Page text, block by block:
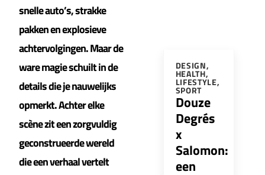
snelle auto’s, strakke
pakken en explosieve
achtervolgingen. Maar de
ware magie schuilt in de
details die je nauwelijks
opmerkt. Achter elke
scène zit een zorgvuldig
geconstrueerde wereld
die een verhaal vertelt
DESIGN,
HEALTH,
LIFESTYLE,
SPORT
Douze
Degrés
x
Salomon:
een